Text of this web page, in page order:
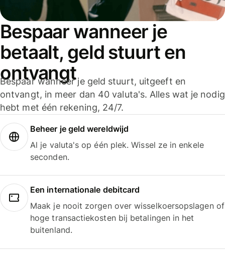
Bespaar wanneer je
betaalt, geld stuurt en
ontvangt
Bespaar wanneer je geld stuurt, uitgeeft en
ontvangt, in meer dan 40 valuta's. Alles wat je nodig
hebt met één rekening, 24/7.
Beheer je geld wereldwijd
Al je valuta's op één plek. Wissel ze in enkele
seconden.
Een internationale debitcard
Maak je nooit zorgen over wisselkoersopslagen of
hoge transactiekosten bij betalingen in het
buitenland.